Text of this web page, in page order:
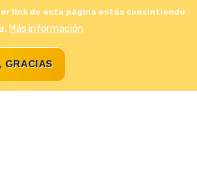
link de esta página estás consintiendo
Más información
GRACIAS